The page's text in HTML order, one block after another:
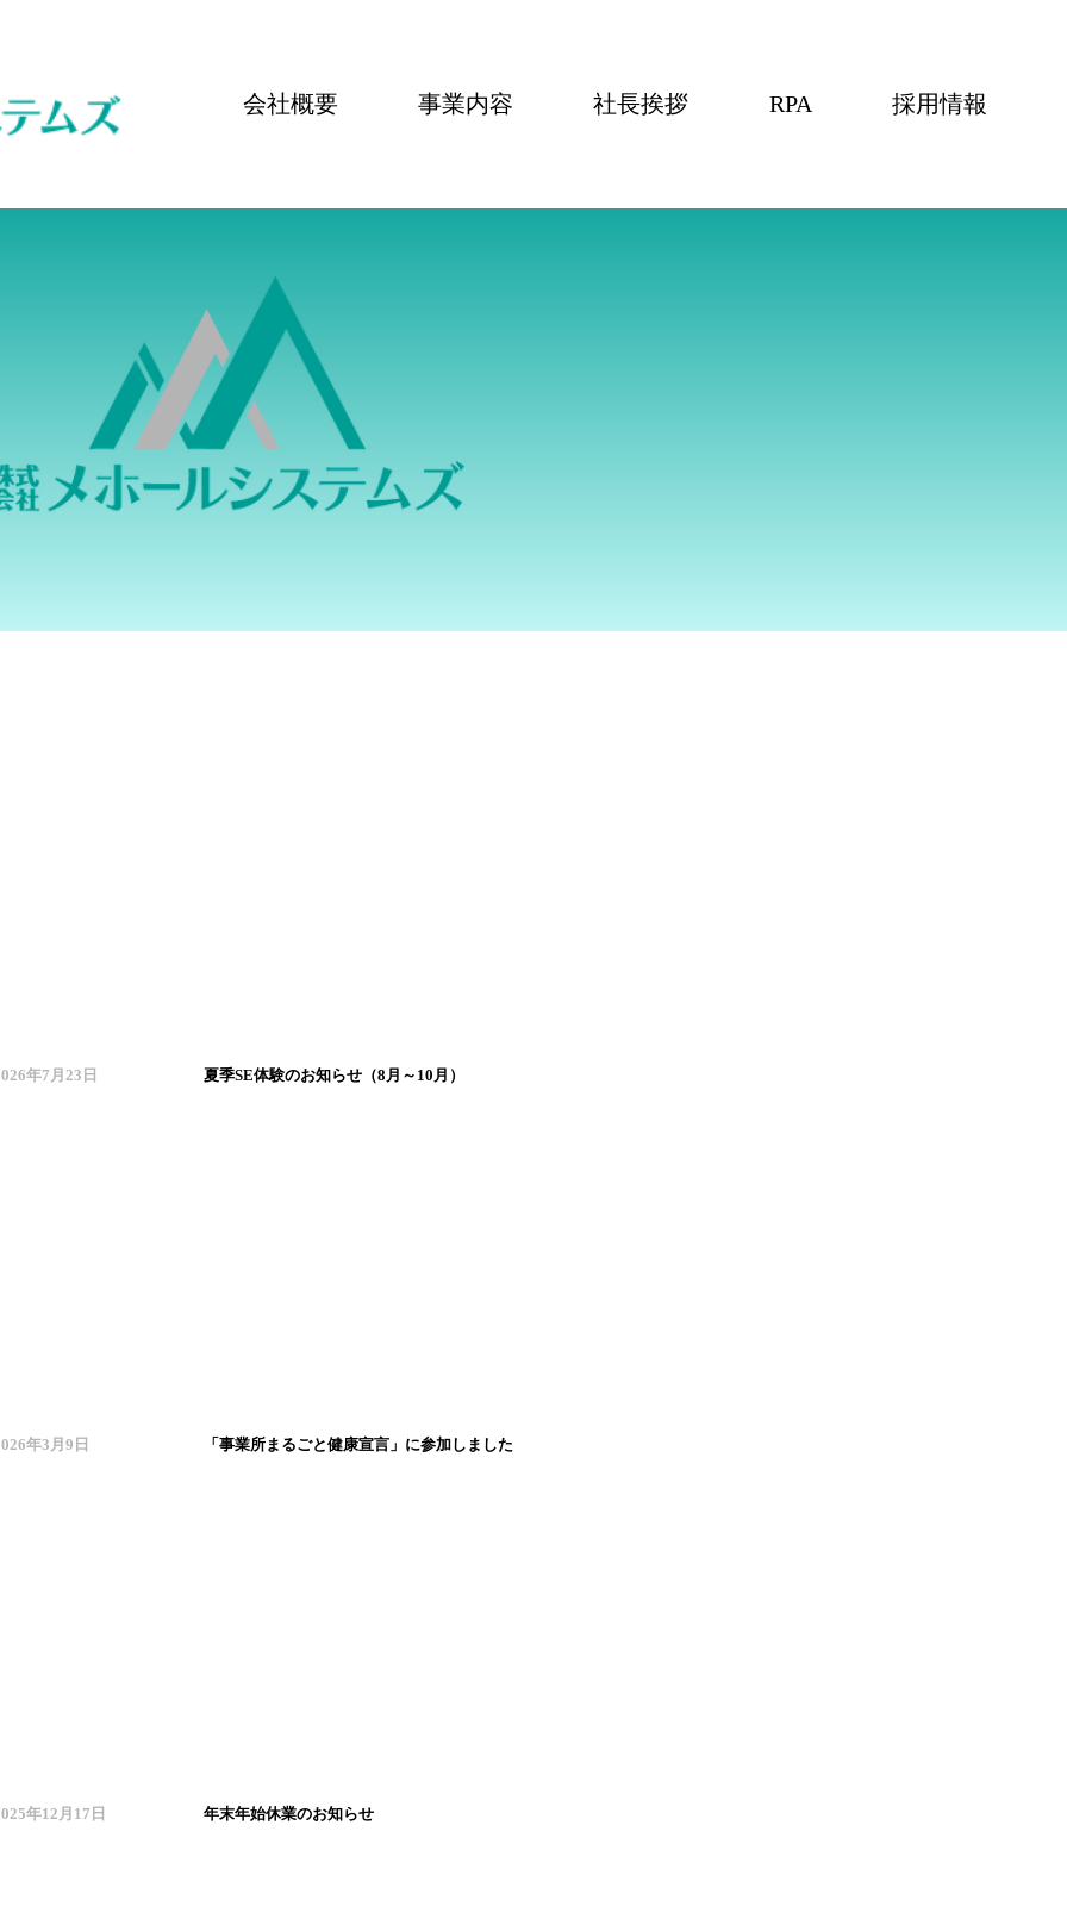
会社概要 事業内容 社長挨拶 RPA 採用情報
年7月23日 夏季SE体験のお知らせ（8月～10月）
年3月9日 「事業所まるごと健康宣言」に参加しました
年12月17日 年末年始休業のお知らせ